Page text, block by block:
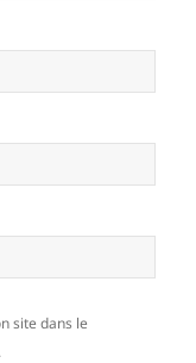
site dans le